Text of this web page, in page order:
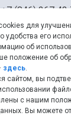
+7 (846) 267 43
+7 (846) 334 57
ssau@ssau.ru
для
удобства его
об
положение об
здесь.
сайтом, вы
с нашим
Вы можете